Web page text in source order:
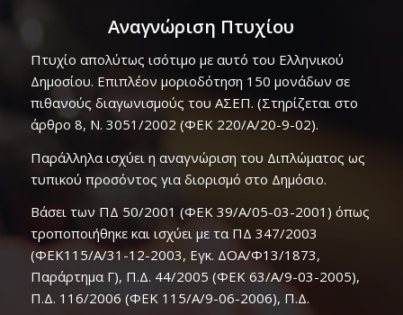
Αναγνώριση Πτυχίου
Πτυχίο απολύτως ισότιμο με αυτό του Ελληνικού
Δημοσίου. Επιπλέον μοριοδότηση 150 μονάδων σε
πιθανούς διαγωνισμούς του ΑΣΕΠ. (Στηρίζεται στο
άρθρο 8, Ν. 3051/2002 (ΦΕΚ 220/A/20-9-02).
Παράλληλα ισχύει η αναγνώριση του Διπλώματος ως
τυπικού προσόντος για διορισμό στο Δημόσιο.
Βάσει των ΠΔ 50/2001 (ΦΕΚ 39/Α/05-03-2001) όπως
τροποποιήθηκε και ισχύει με τα ΠΔ 347/2003
(ΦΕΚ115/Α/31-12-2003, Εγκ. ΔΟΑ/Φ13/1873,
Παράρτημα Γ), Π.Δ. 44/2005 (ΦΕΚ 63/Α/9-03-2005),
Π.Δ. 116/2006 (ΦΕΚ 115/Α/9-06-2006), Π.Δ.